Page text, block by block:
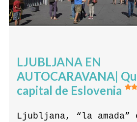
LJUBLJANA EN
AUTOCARAVANA|
capital de Eslovenia
Ljubljana, “la amada”